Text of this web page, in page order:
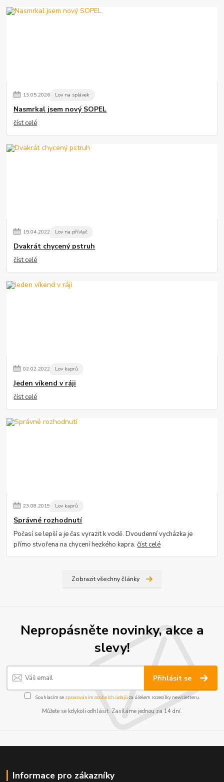
13.05.2026 Lov na splávek
Nasmrkal jsem nový SOPEL
číst celé
15.04.2022 Lov na přívlač
Dvakrát chycený pstruh
číst celé
02.02.2022 Lov kaprů
Jeden víkend v ráji
číst celé
23.08.2019 Lov kaprů
Správné rozhodnutí
Počasí se lepší a je čas vyrazit k vodě. Dvoudenní vycházka je
přímo stvořena na chycení hezkého kapra.číst celé
Zobrazit všechny články
Nepropásněte novinky, akce a
slevy!
Přihlásit se
Souhlasím se zpracováním osobních údajůza účelem rozesílky newsletteru.
Můžete se kdykoli odhlásit. Zasíláme jednou za 14 dní.
Informace pro zákazníky